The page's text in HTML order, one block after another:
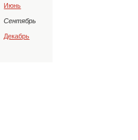
Июнь
Сентябрь
Декабрь